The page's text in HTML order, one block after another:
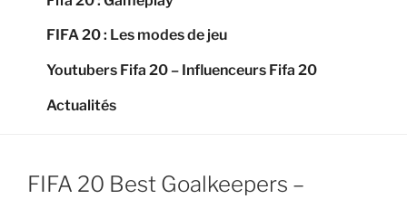
FIFA 20 : Les modes de jeu
Youtubers Fifa 20 – Influenceurs Fifa 20
Actualités
FIFA 20 Best Goalkeepers –